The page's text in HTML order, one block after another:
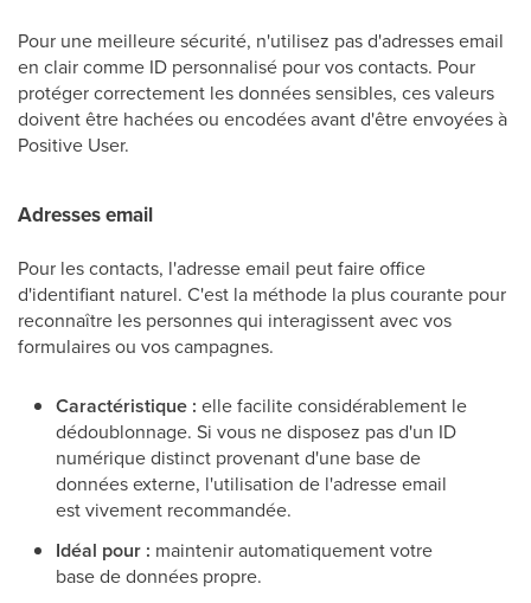
Pour une meilleure sécurité, n'utilisez pas d'adresses email
en clair comme ID personnalisé pour vos contacts. Pour
protéger correctement les données sensibles, ces valeurs
doivent être hachées ou encodées avant d'être envoyées à
Positive User.
Adresses email
Pour les contacts, l'adresse email peut faire office
d'identifiant naturel. C'est la méthode la plus courante pour
reconnaître les personnes qui interagissent avec vos
formulaires ou vos campagnes.
Caractéristique : elle facilite considérablement le
dédoublonnage. Si vous ne disposez pas d'un ID
numérique distinct provenant d'une base de
données externe, l'utilisation de l'adresse email
est vivement recommandée.
Idéal pour : maintenir automatiquement votre
base de données propre.